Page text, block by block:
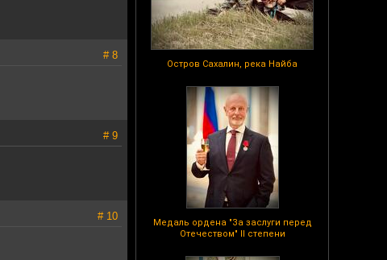
Остров Сахалин, река Найба
Медаль ордена "За заслуги перед
Отечеством" II степени
# 8
# 9
# 10